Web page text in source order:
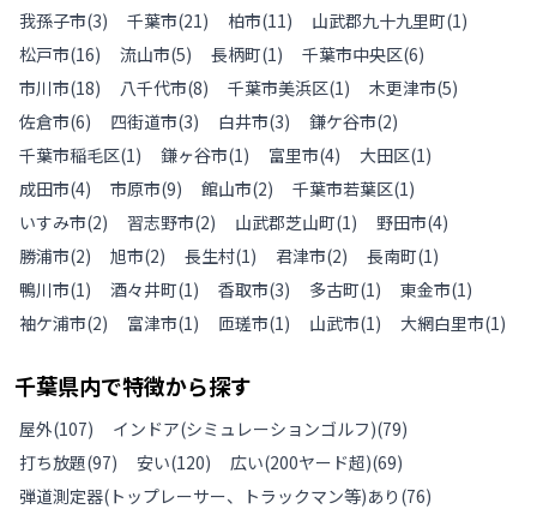
我孫子市(3) 千葉市(21) 柏市(11) 山武郡九十九里町(1)
松戸市(16) 流山市(5) 長柄町(1) 千葉市中央区(6)
市川市(18) 八千代市(8) 千葉市美浜区(1) 木更津市(5)
佐倉市(6) 四街道市(3) 白井市(3) 鎌ケ谷市(2)
千葉市稲毛区(1) 鎌ヶ谷市(1) 富里市(4) 大田区(1)
成田市(4) 市原市(9) 館山市(2) 千葉市若葉区(1)
いすみ市(2) 習志野市(2) 山武郡芝山町(1) 野田市(4)
勝浦市(2) 旭市(2) 長生村(1) 君津市(2) 長南町(1)
鴨川市(1) 酒々井町(1) 香取市(3) 多古町(1) 東金市(1)
袖ケ浦市(2) 富津市(1) 匝瑳市(1) 山武市(1) 大網白里市(1)
千葉県内で特徴から探す
屋外(107) インドア(シミュレーションゴルフ)(79)
打ち放題(97) 安い(120) 広い(200ヤード超)(69)
弾道測定器(トップレーサー、トラックマン等)あり (76)